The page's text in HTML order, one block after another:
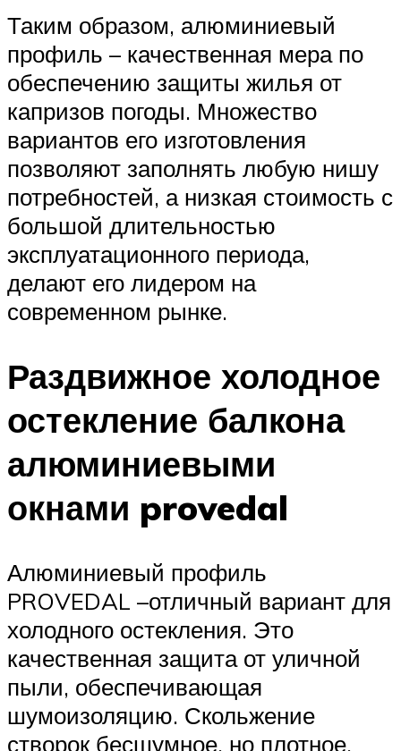
Таким образом, алюминиевый
профиль – качественная мера по
обеспечению защиты жилья от
капризов погоды. Множество
вариантов его изготовления
позволяют заполнять любую нишу
потребностей, а низкая стоимость с
большой длительностью
эксплуатационного периода,
делают его лидером на
современном рынке.
Раздвижное холодное
остекление балкона
алюминиевыми
окнами provedal
Алюминиевый профиль
PROVEDAL –отличный вариант для
холодного остекления. Это
качественная защита от уличной
пыли, обеспечивающая
шумоизоляцию. Скольжение
створок бесшумное, но плотное.